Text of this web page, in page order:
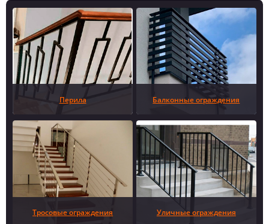
Перила Балконные ограждения
Тросовые ограждения Уличные ограждения